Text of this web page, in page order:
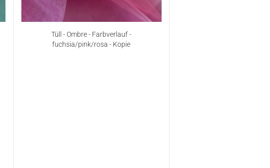
Tüll - Ombre - Farbverlauf -
fuchsia/pink/rosa - Kopie